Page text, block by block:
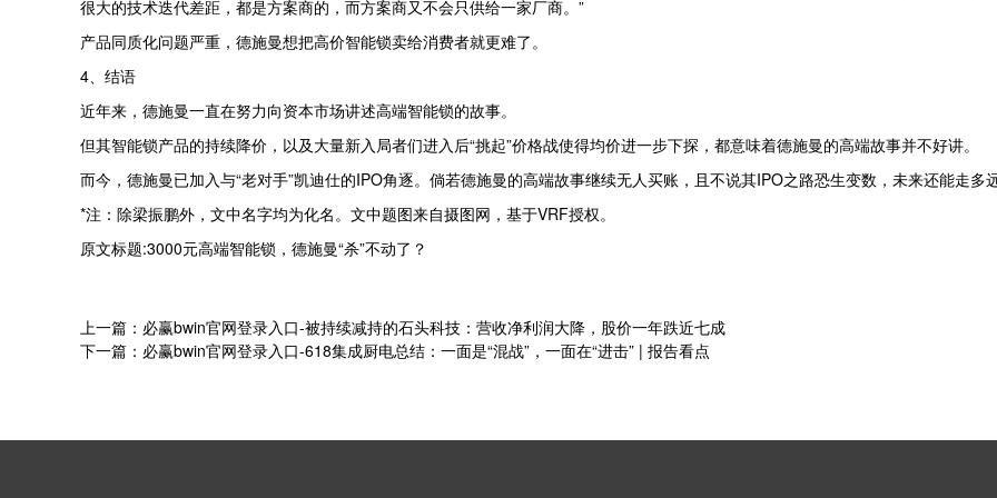
很大的技术迭代差距，都是方案商的，而方案商又不会只供给一家厂商。”
产品同质化问题严重，德施曼想把高价智能锁卖给消费者就更难了。
4、结语
近年来，德施曼一直在努力向资本市场讲述高端智能锁的故事。
但其智能锁产品的持续降价，以及大量新入局者们进入后“挑起”价格战使得均价进一步下探，都意味着德施曼的高端故事并不好讲。
而今，德施曼已加入与“老对手”凯迪仕的IPO角逐。倘若德施曼的高端故事继续无人买账，且不说其IPO之路恐生变数，未来还能走多
*注：除梁振鹏外，文中名字均为化名。文中题图来自摄图网，基于VRF授权。
原文标题:3000元高端智能锁，德施曼“杀”不动了？
上一篇：必赢bwin官网登录入口-被持续减持的石头科技：营收净利润大降，股价一年跌近七成
下一篇：必赢bwin官网登录入口-618集成厨电总结：一面是“混战”，一面在“进击” | 报告看点